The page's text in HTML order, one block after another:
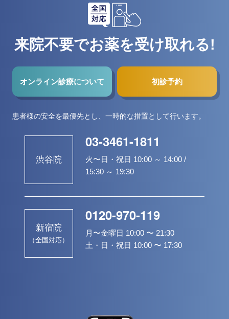
来院不要でお薬を受け取れる!
オンライン診療について 初診予約
患者様の安全を最優先とし、一時的な措置として行います。
渋谷院
03-3461-1811
火〜日・祝日 10:00 ～ 14:00 /
15:30 ～ 19:30
新宿院
（全国対応）
0120-970-119
月〜金曜日 10:00 〜 21:30
土・日・祝日 10:00 〜 17:30